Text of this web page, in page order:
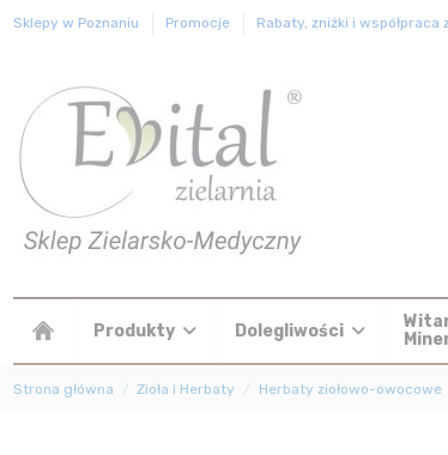
Sklepy w Poznaniu Promocje Rabaty, zniżki i współpraca
Produkty Dolegliwości
Strona główna Zioła i Herbaty Herbaty ziołowo-owocowe